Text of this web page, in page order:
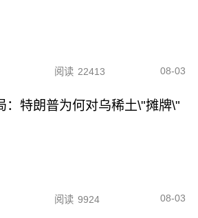
阅读 22413 08-03
：特朗普为何对乌稀土\"摊牌\"
阅读 9924 08-03